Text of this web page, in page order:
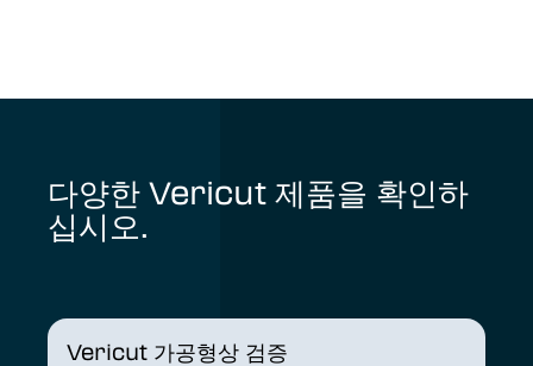
다양한 Vericut 제품을 확인하
십시오.
Vericut 가공형상 검증